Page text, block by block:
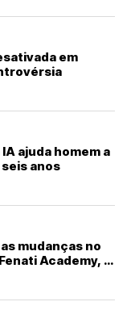
em
ajuda homem a
anos
mudanças no
Academy, é